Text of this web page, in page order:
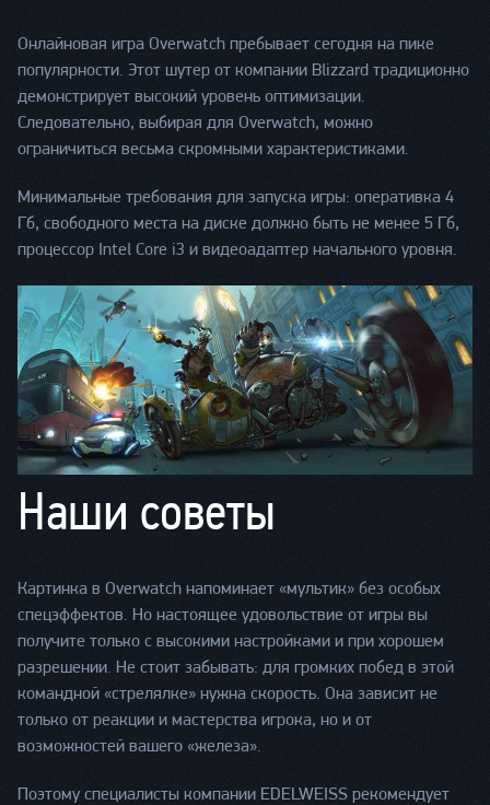
Онлайновая игра Overwatch пребывает сегодня на пике
популярности. Этот шутер от компании Blizzard традиционно
демонстрирует высокий уровень оптимизации.
Следовательно, выбирая для Оverwatch, можно
ограничиться весьма скромными характеристиками.
Минимальные требования для запуска игры: оперативка 4
Гб, свободного места на диске должно быть не менее 5 Гб,
процессор Intel Core i3 и видеоадаптер начального уровня.
Наши советы
Картинка в Overwatch напоминает «мультик» без особых
спецэффектов. Но настоящее удовольствие от игры вы
получите только с высокими настройками и при хорошем
разрешении. Не стоит забывать: для громких побед в этой
командной «стрелялке» нужна скорость. Она зависит не
только от реакции и мастерства игрока, но и от
возможностей вашего «железа».
Поэтому специалисты компании EDELWEISS рекомендует